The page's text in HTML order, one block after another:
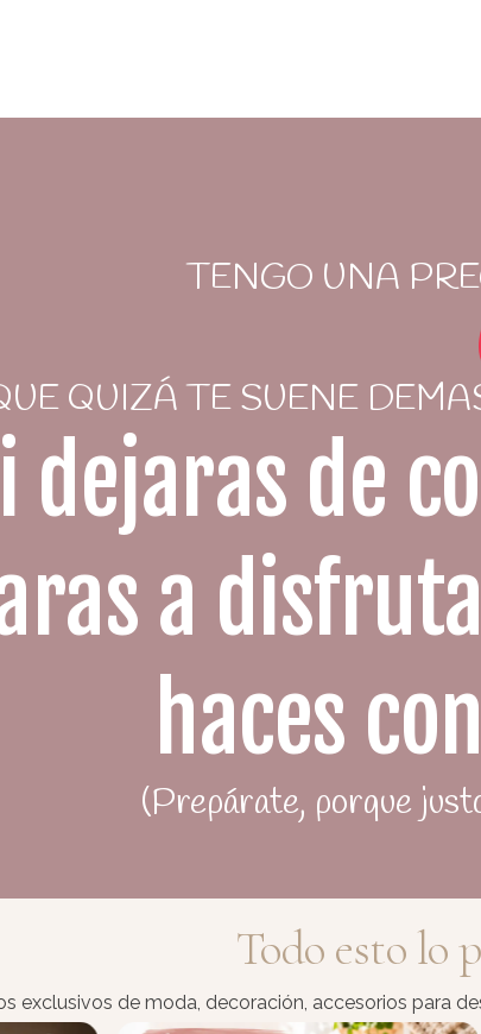
TENGO UNA
QUIZÁ TE SUENE
dejaras de
a
haces
(Prepárate, porque
Todo esto lo
exclusivos de moda, decoración, accesorios para